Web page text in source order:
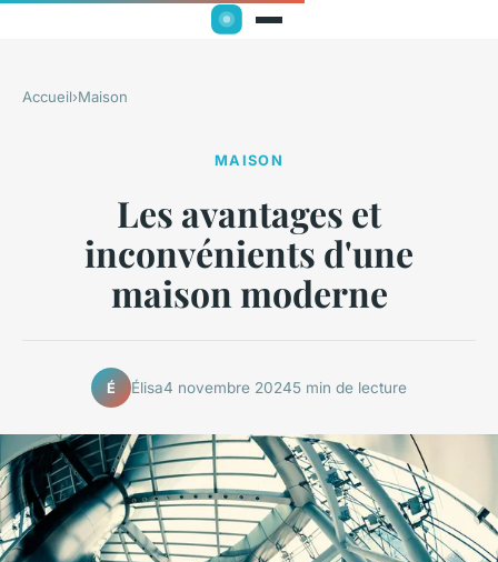
Accueil›Maison
MAISON
Les avantages et
inconvénients d'une
maison moderne
É Élisa4 novembre 20245 min de lecture